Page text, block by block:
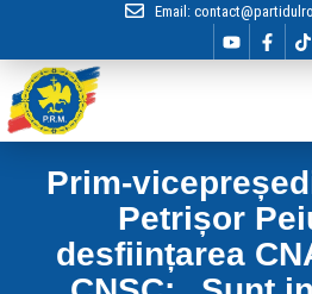
Email:
Prim-
Petrișor
desființarea